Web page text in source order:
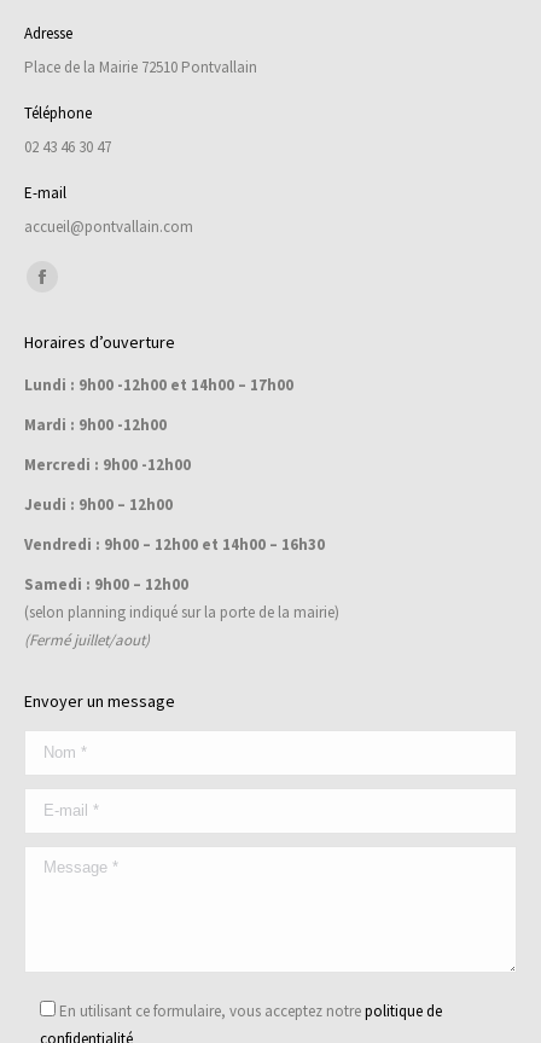
Adresse
Place de la Mairie 72510 Pontvallain
Téléphone
02 43 46 30 47
E-mail
accueil@pontvallain.com
Trouvez nous sur :
Facebook
opens
in
new
Horaires d’ouverture
Lundi : 9h00 -12h00 et 14h00 – 17h00
Mardi : 9h00 -12h00
Mercredi : 9h00 -12h00
Jeudi : 9h00 – 12h00
Vendredi : 9h00 – 12h00 et 14h00 – 16h30
Samedi : 9h00 – 12h00
(selon planning indiqué sur la porte de la mairie)
(Fermé juillet/aout)
Envoyer un message
En utilisant ce formulaire, vous acceptez notrepolitique de
confidentialité